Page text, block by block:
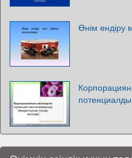
Өнім өндіру
потенциалды